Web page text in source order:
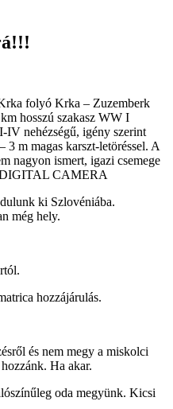
folyó Krka – Zuzemberk
hosszú szakasz WW I
IV nehézségű, igény szerint
3 m magas karszt-letöréssel. A
nagyon ismert, igazi csemege
ki Szlovéniába.
még hely.
hozzájárulás.
és nem megy a miskolci
Ha akar.
oda megyünk. Kicsi